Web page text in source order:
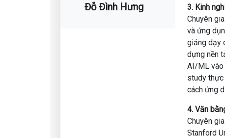
✔ Bộ VanArsdel dataset thực hành trực quan
✔ Ebook Storytelling with Data: Bộ lý thuyết và
✔ Bộ trắc nghiệm phỏng vấn DA/DS/DE
Tham gia ngay 𝐌𝐂𝐈 𝐂𝐚𝐫𝐞𝐞𝐫 𝐏𝐚𝐭𝐡: 𝐆𝐞𝐭𝐭𝐢𝐧𝐠 𝐲𝐨𝐮𝐫
sàng trở thành một 𝐃𝐚𝐭𝐚 𝐀𝐧𝐚𝐥𝐲𝐬𝐭, 𝐃𝐚𝐭𝐚 𝐒𝐜𝐢𝐞𝐧𝐭𝐢𝐬𝐭,
Đỗ Đình Hưng
3. Kinh
Chuyên
và ứng
giảng dạy
dựng nền
AI/ML vào
study thực
cách ứng
4. Văn
Chuyên
Stanford